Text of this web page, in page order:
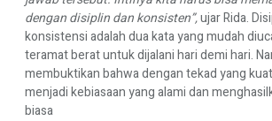
dengan disiplin dan konsisten”,ujar Rida.
konsistensi adalah dua kata yang mudah
teramat berat untuk dijalani hari demi hari.
membuktikan bahwa dengan tekad yang
menjadi kebiasaan yang alami dan
biasa